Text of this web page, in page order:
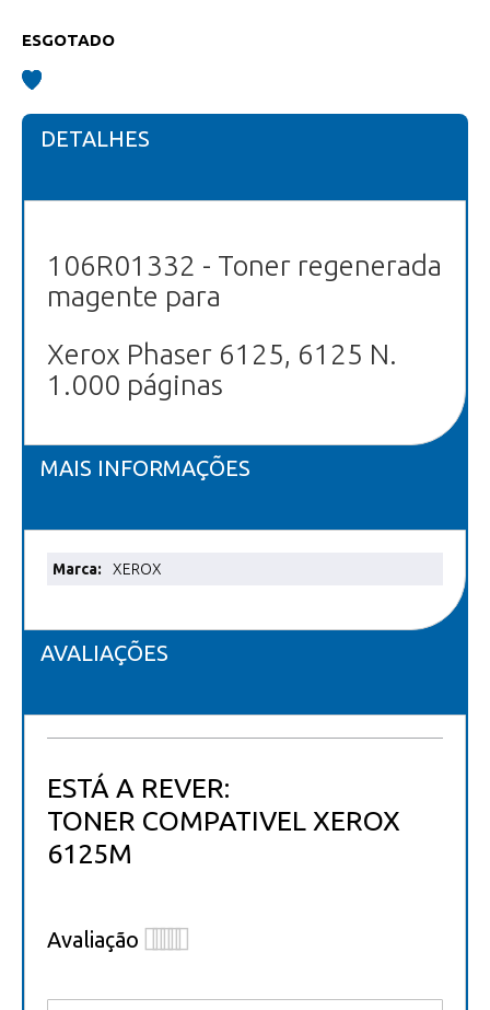
ESGOTADO
DETALHES
106R01332 - Toner regenerada
magente para
Xerox Phaser 6125, 6125 N.
1.000 páginas
MAIS INFORMAÇÕES
Mais
XEROX
AVALIAÇÕES
ESTÁ A REVER:
TONER COMPATIVEL XEROX
6125M
Avaliação